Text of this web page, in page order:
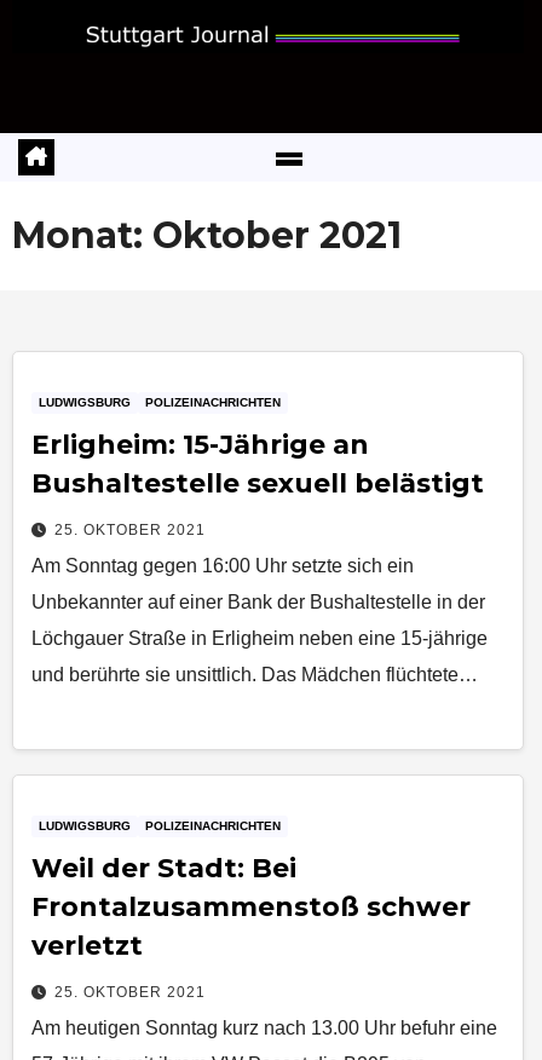
Monat: Oktober 2021
LUDWIGSBURG POLIZEINACHRICHTEN
Erligheim: 15-Jährige an
Bushaltestelle sexuell belästigt
25. OKTOBER 2021
Am Sonntag gegen 16:00 Uhr setzte sich ein
Unbekannter auf einer Bank der Bushaltestelle in der
Löchgauer Straße in Erligheim neben eine 15-jährige
und berührte sie unsittlich. Das Mädchen flüchtete…
LUDWIGSBURG POLIZEINACHRICHTEN
Weil der Stadt: Bei
Frontalzusammenstoß schwer
verletzt
25. OKTOBER 2021
Am heutigen Sonntag kurz nach 13.00 Uhr befuhr eine